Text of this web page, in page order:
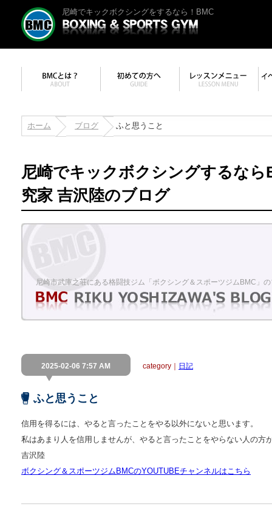
尼崎でキックボクシングをするなら！BMC
ホーム ブログ ふと思うこと
尼崎でキックボクシングするなら
究家 吉沢陸のブログ
尼崎市武庫之荘にある格闘技ジム「ボクシング＆スポーツジムBMC」
2025-02-06 7:57 AM category｜ 日記
ふと思うこと
信用を得るには、やると言ったことをやる以外にないと思います。
私はあまり人を信用しませんが、やると言ったことをやらない人の方
吉沢陸
ボクシング＆スポーツジムBMCのYOUTUBEチャンネルはこちら